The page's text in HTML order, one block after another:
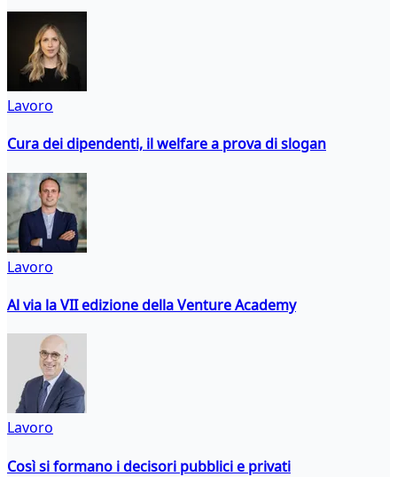
Lavoro
Cura dei dipendenti, il welfare a prova di slogan
Lavoro
Al via la VII edizione della Venture Academy
Lavoro
Così si formano i decisori pubblici e privati